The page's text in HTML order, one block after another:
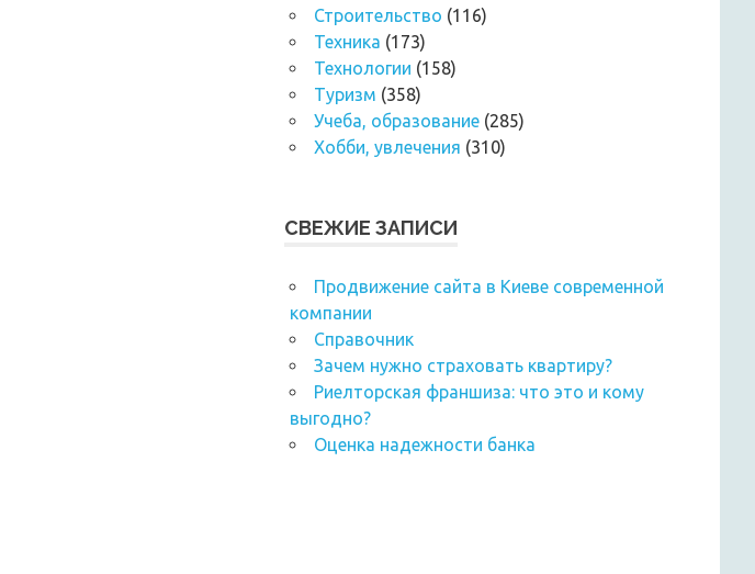
Строительство (116)
Техника (173)
Технологии (158)
Туризм (358)
Учеба, образование (285)
Хобби, увлечения (310)
СВЕЖИЕ ЗАПИСИ
Продвижение сайта в Киеве современной
компании
Справочник
Зачем нужно страховать квартиру?
Риелторская франшиза: что это и кому
выгодно?
Оценка надежности банка